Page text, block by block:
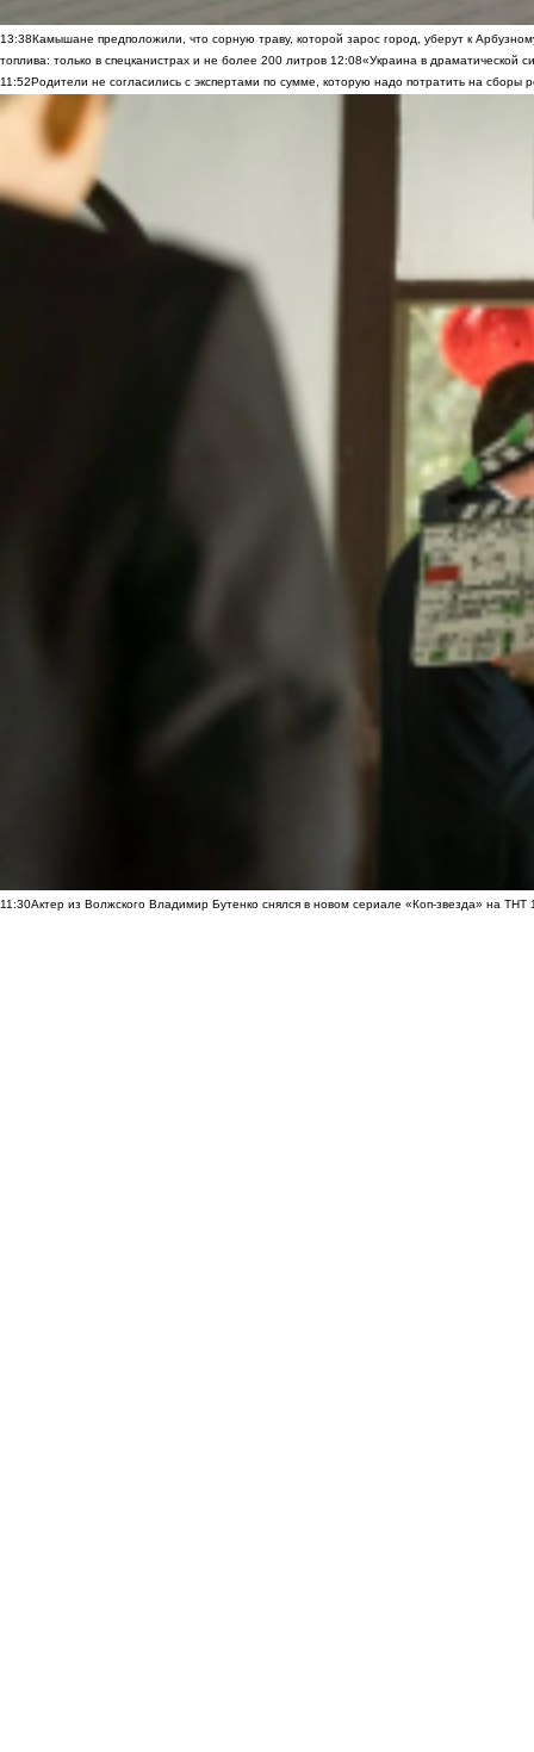
13:38Камышане предположили, что сорную траву, которой зарос город, уберут к
топлива: только в спецканистрах и не более 200 литров 12:08«Украина в драматической
11:52Родители не согласились с экспертами по сумме, которую надо потратить на сборы
11:30Актер из Волжского Владимир Бутенко снялся в новом сериале «Коп-звезда» на ТНТ